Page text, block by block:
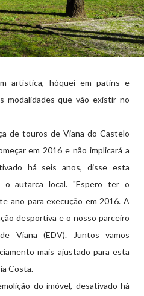
artística, hóquei em patins e
modalidades que vão existir no
de touros de Viana do Castelo
em 2016 e não implicará a
há seis anos, disse esta
o autarca local. "Espero ter o
ano para execução em 2016. A
desportiva e o nosso parceiro
Viana (EDV). Juntos vamos
mais ajustado para esta
Costa.
do imóvel, desativado há